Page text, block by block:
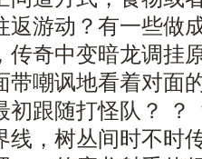
返游动？有一些做
传奇中变暗龙调挂
带嘲讽地看着对面
初跟随打怪队？ ？
线，树丛间时不时